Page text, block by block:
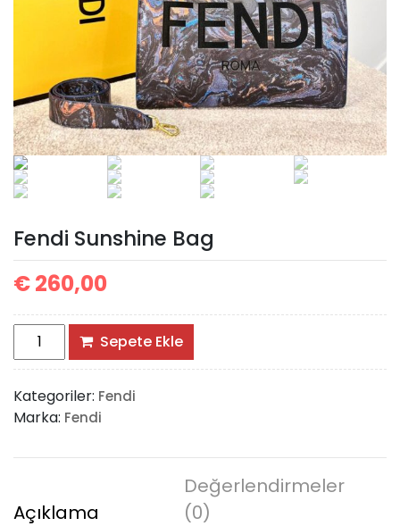
Fendi Sunshine Bag
€260,00
Fendi
Sunshine
Bag
adet
Sepete Ekle
Kategoriler: Fendi
Marka: Fendi
Açıklama
Değerlendirmeler
(0)